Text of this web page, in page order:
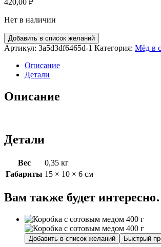
Нет в наличии
Добавить в список желаний
Артикул: 3a5d3df6465d-1 Категория: Мёд в
Описание
Детали
Описание
Детали
Вес
0,35 кг
Габариты 15 × 10 × 6 см
Вам также будет
Добавить в список желаний Быстрый